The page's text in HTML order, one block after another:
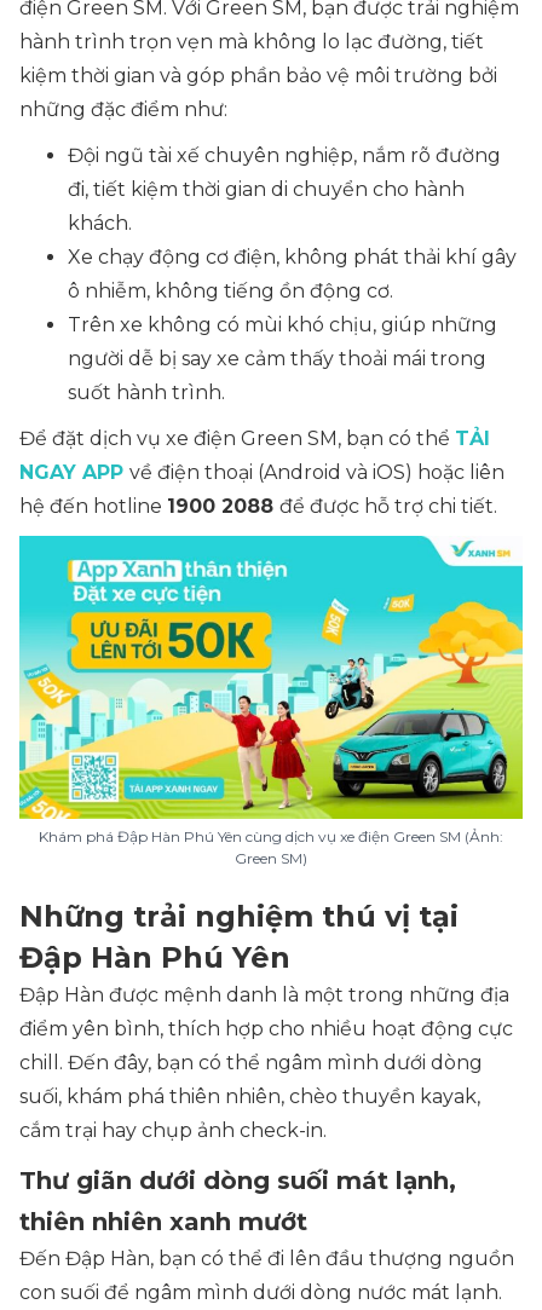
điện Green SM. Với Green SM, bạn được trải nghiệm
hành trình trọn vẹn mà không lo lạc đường, tiết
kiệm thời gian và góp phần bảo vệ môi trường bởi
những đặc điểm như:
Đội ngũ tài xế chuyên nghiệp, nắm rõ đường
đi, tiết kiệm thời gian di chuyển cho hành
khách.
Xe chạy động cơ điện, không phát thải khí gây
ô nhiễm, không tiếng ồn động cơ.
Trên xe không có mùi khó chịu, giúp những
người dễ bị say xe cảm thấy thoải mái trong
suốt hành trình.
Để đặt dịch vụ xe điện Green SM, bạn có thể TẢI
NGAY APP về điện thoại (Android và iOS) hoặc liên
hệ đến hotline 1900 2088 để được hỗ trợ chi tiết.
Khám phá Đập Hàn Phú Yên cùng dịch vụ xe điện Green SM (Ảnh:
Green SM)
Những trải nghiệm thú vị tại
Đập Hàn Phú Yên
Đập Hàn được mệnh danh là một trong những địa
điểm yên bình, thích hợp cho nhiều hoạt động cực
chill. Đến đây, bạn có thể ngâm mình dưới dòng
suối, khám phá thiên nhiên, chèo thuyền kayak,
cắm trại hay chụp ảnh check-in.
Thư giãn dưới dòng suối mát lạnh,
thiên nhiên xanh mướt
Đến Đập Hàn, bạn có thể đi lên đầu thượng nguồn
con suối để ngâm mình dưới dòng nước mát lạnh.